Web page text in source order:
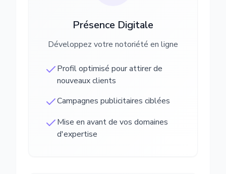
Présence Digitale
Développez votre notoriété en ligne
Profil optimisé pour attirer de
nouveaux clients
Campagnes publicitaires ciblées
Mise en avant de vos domaines
d'expertise